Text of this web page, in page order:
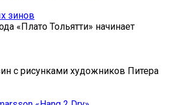
зинов
«Плато Тольятти» начинает
с рисунками художников Питера